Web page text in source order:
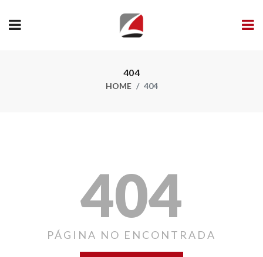
404
HOME 404
404
PÁGINA NO ENCONTRADA